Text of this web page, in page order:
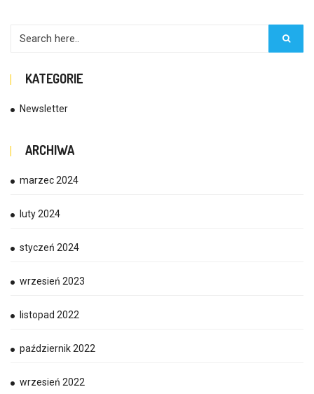
KATEGORIE
Newsletter
ARCHIWA
marzec 2024
luty 2024
styczeń 2024
wrzesień 2023
listopad 2022
październik 2022
wrzesień 2022